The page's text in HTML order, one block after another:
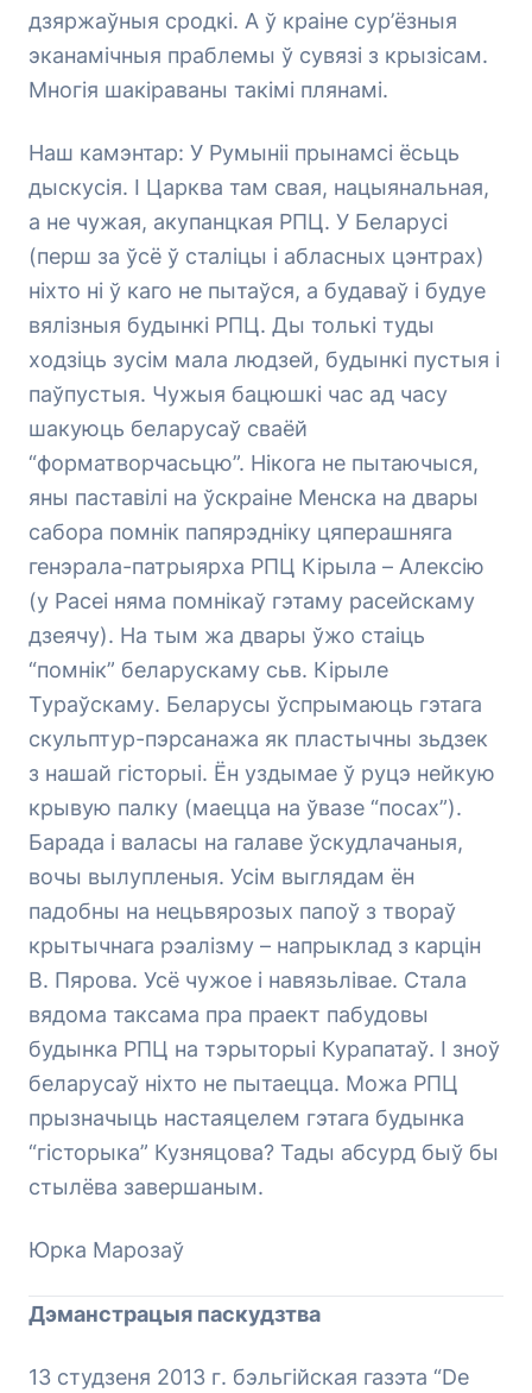
дзяржаўныя сродкі. А ў краіне сур’ёзныя
эканамічныя праблемы ў сувязі з крызісам.
Многія шакіраваны такімі плянамі.
Наш камэнтар: У Румыніі прынамсі ёсьць
дыскусія. І Царква там свая, нацыянальная,
а не чужая, акупанцкая РПЦ. У Беларусі
(перш за ўсё ў сталіцы і абласных цэнтрах)
ніхто ні ў каго не пытаўся, а будаваў і будуе
вялізныя будынкі РПЦ. Ды толькі туды
ходзіць зусім мала людзей, будынкі пустыя і
паўпустыя. Чужыя бацюшкі час ад часу
шакуюць беларусаў сваёй
“форматворчасьцю”. Нікога не пытаючыся,
яны паставілі на ўскраіне Менска на двары
сабора помнік папярэдніку цяперашняга
генэрала-патрыярха РПЦ Кірыла – Алексію
(у Расеі няма помнікаў гэтаму расейскаму
дзеячу). На тым жа двары ўжо стаіць
“помнік” беларускаму сьв. Кірыле
Тураўскаму. Беларусы ўспрымаюць гэтага
скульптур-пэрсанажа як пластычны зьдзек
з нашай гісторыі. Ён уздымае ў руцэ нейкую
крывую палку (маецца на ўвазе “посах”).
Барада і валасы на галаве ўскудлачаныя,
вочы вылупленыя. Усім выглядам ён
падобны на нецьвярозых папоў з твораў
крытычнага рэалізму – напрыклад з карцін
В. Пярова. Усё чужое і навязьлівае. Стала
вядома таксама пра праект пабудовы
будынка РПЦ на тэрыторыі Курапатаў. І зноў
беларусаў ніхто не пытаецца. Можа РПЦ
прызначыць настаяцелем гэтага будынка
“гісторыка” Кузняцова? Тады абсурд быў бы
стылёва завершаным.
Юрка Марозаў
Дэманстрацыя паскудзтва
13 студзеня 2013 г. бэльгійская газэта “De